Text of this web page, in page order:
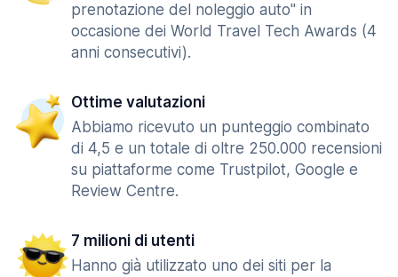
prenotazione del noleggio auto" in
occasione dei World Travel Tech Awards (4
anni consecutivi).
Ottime valutazioni
Abbiamo ricevuto un punteggio combinato
di 4,5 e un totale di oltre 250.000 recensioni
su piattaforme come Trustpilot, Google e
Review Centre.
7 milioni di utenti
Hanno già utilizzato uno dei siti per la